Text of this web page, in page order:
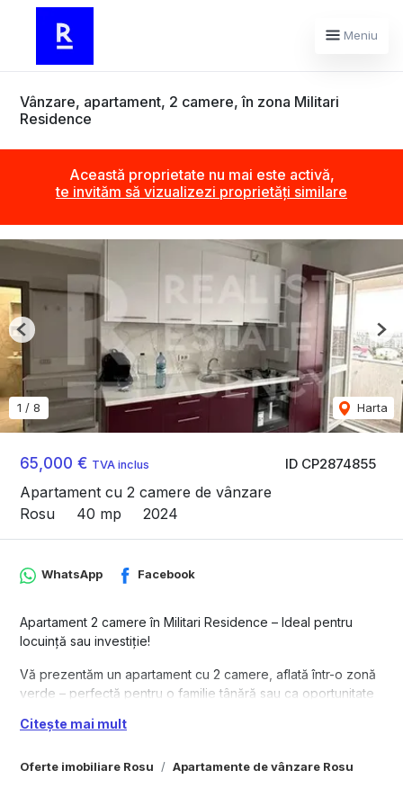
Meniu
Vânzare, apartament, 2 camere, în zona Militari
Residence
Această proprietate nu mai este activă,
te invităm să vizualizezi proprietăți similare
ID CP2874855
65,000 € TVA inclus
Apartament cu 2 camere de vânzare
Rosu
40 mp 2024
1 / 8 Harta
Previous
Oferte imobiliare Rosu Apartamente de vânzare Rosu
WhatsApp Facebook
Apartament 2 camere în Militari Residence – Ideal pentru
locuință sau investiție!
Vă prezentăm un apartament cu 2 camere, aflată într-o zonă
verde – perfectă pentru o familie tânără sau ca oportunitate
• ​​​​​​​Suprafață utilă: 40 mp;
Citește mai mult